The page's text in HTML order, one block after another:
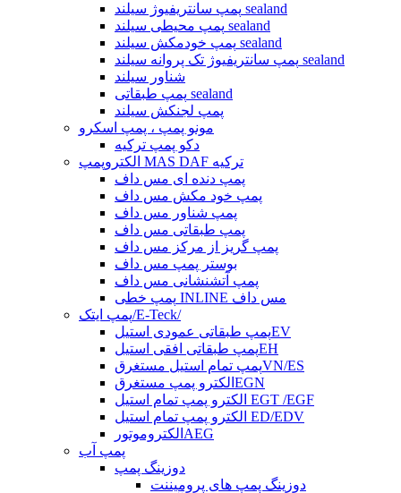
پمپ سانتریفیوژ سیلند sealand
پمپ محیطی سیلند sealand
پمپ خودمکش سیلند sealand
پمپ سانتریفیوژ تک پروانه سیلند sealand
شناور سیلند
پمپ طبقاتی sealand
پمپ لجنکش سیلند
مونو پمپ ، پمپ اسکرو
دکو پمپ ترکیه
الکتروپمپ MAS DAF ترکیه
پمپ دنده ای مس داف
پمپ خود مکش مس داف
پمپ شناور مس داف
پمپ طبقاتی مس داف
پمپ گریز از مرکز مس داف
بوستر پمپ مس داف
پمپ آتشنشانی مس داف
پمپ خطی INLINE مس داف
پمپ ایتک/E-Teck/
پمپ طبقاتی عمودی استیلEV
پمپ طبقاتی افقی استیلEH
پمپ تمام استیل مستغرقVN/ES
الکترو پمپ مستغرقEGN
الکترو پمپ تمام استیل EGT /EGF
الکترو پمپ تمام استیل ED/EDV
الکتروموتورAEG
پمپ آب
دوزینگ پمپ
دوزینگ پمپ های پرومیننت